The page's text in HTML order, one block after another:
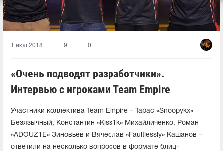
1 июл 2018 9 0
«Очень подводят разработчики».
Интервью с игроками Team Empire
Участники коллектива Team Empire – Тарас «Snoopykx»
Безязычный, Константин «Kiss1k» Михайличенко, Роман
«ADOUZ1E» Зиновьев и Вячеслав «Faultlessly» Кашанов –
ответили на несколько вопросов в формате блиц-